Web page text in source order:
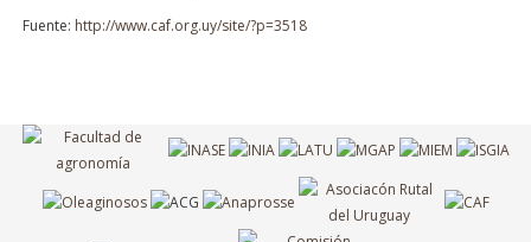
Fuente: http://www.caf.org.uy/site/?p=3518